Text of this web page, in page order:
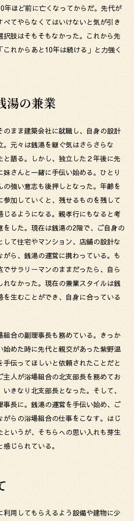
年ほど前に亡くなってからだ。先代が
てやらなくてはいけないと気が引き
肢はそもそもなかった。これから先
れからあと10年は続ける」と力強く
湯の兼業
まま建築会社に就職し、自身の設計
元々は銭湯を継ぐ気はさらさらな
と語る。しかし、独立した２年後に先
さんと一緒に手伝い始める。ひとり
強い意志も後押しとなった。年齢を
加していくと、残せるものを残して
るようになる。親孝行にもなると考
をした。現在は銭湯の2階で、ご自身の
て住宅やマンション、店舗の設計な
ら、銭湯の運営に携わっている。も
でサラリーマンのままだったら、自ら
れなかった。現在の兼業スタイルは銭
生むことができ、自身に合っている
合の副理事長も務めている。きっか
始めた時に先代と親交があった紫野温
伝ってほしいと依頼されたことだと
人が浴場組合の北支部長を務めてお
きなり北支部長となった。そして、
長に。銭湯の運営を手伝い始め、ご
がらの浴場組合の仕事をこなす。はじ
いうが、そちらへの思い入れも芽生
じられている。
用してもらえるよう設備や建物に少